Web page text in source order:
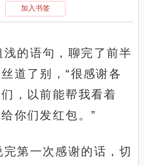
加入书签
浅的语句，聊完了前半
道了别，“很感谢各
，以前能帮我看着
你们发红包。”
完第一次感谢的话，切